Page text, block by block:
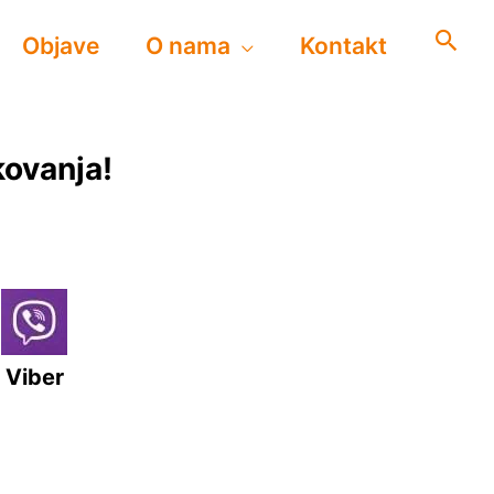
Objave O nama Kontakt
Viber